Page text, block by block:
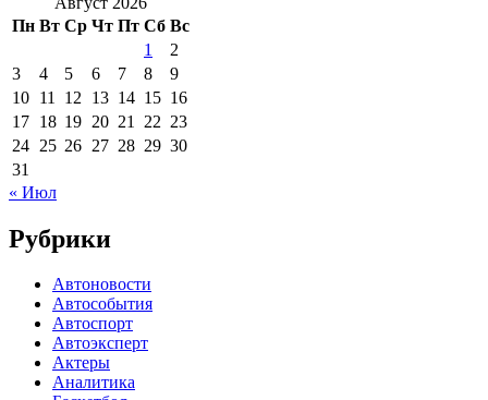
Пн Вт Ср Чт Пт Сб Вс
1
2
3
4 5 6 7 8
9
10 11 12 13 14 15 16
17 18 19 20 21 22 23
24 25 26 27 28 29 30
31
« Июл
Рубрики
Автоновости
Автособытия
Автоспорт
Автоэксперт
Актеры
Аналитика